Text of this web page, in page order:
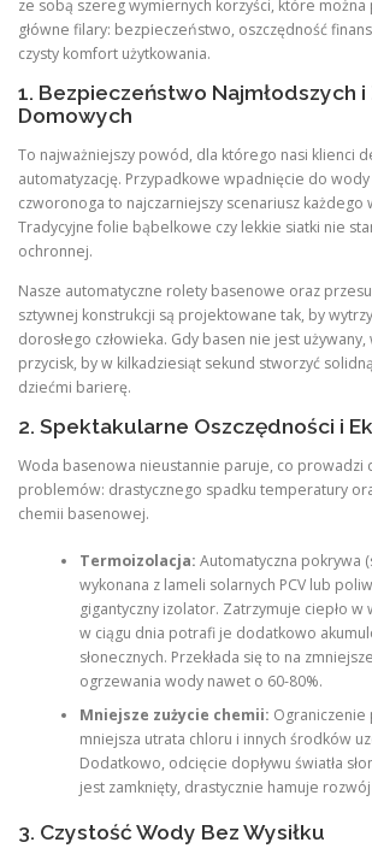
ze sobą szereg wymiernych korzyści, które
główne filary: bezpieczeństwo, oszczędność
czysty komfort użytkowania.
1. Bezpieczeństwo Najmłodszych
Domowych
To najważniejszy powód, dla którego nasi klienci
automatyzację. Przypadkowe wpadnięcie do
czworonoga to najczarniejszy scenariusz każdego
Tradycyjne folie bąbelkowe czy lekkie siatki nie
ochronnej.
Nasze automatyczne rolety basenowe oraz
sztywnej konstrukcji są projektowane tak, by
dorosłego człowieka. Gdy basen nie jest
przycisk, by w kilkadziesiąt sekund stworzyć
dziećmi barierę.
2. Spektakularne Oszczędności i
Woda basenowa nieustannie paruje, co prowadzi
problemów: drastycznego spadku temperatury
chemii basenowej.
Termoizolacja: Automatyczna pokrywa
wykonana z lameli solarnych PCV lub
gigantyczny izolator. Zatrzymuje ciepło
w ciągu dnia potrafi je dodatkowo
słonecznych. Przekłada się to na
ogrzewania wody nawet o 60-80%.
Mniejsze zużycie chemii: Ograniczenie
mniejsza utrata chloru i innych środków
Dodatkowo, odcięcie dopływu światła
jest zamknięty, drastycznie hamuje
3. Czystość Wody Bez Wysiłku